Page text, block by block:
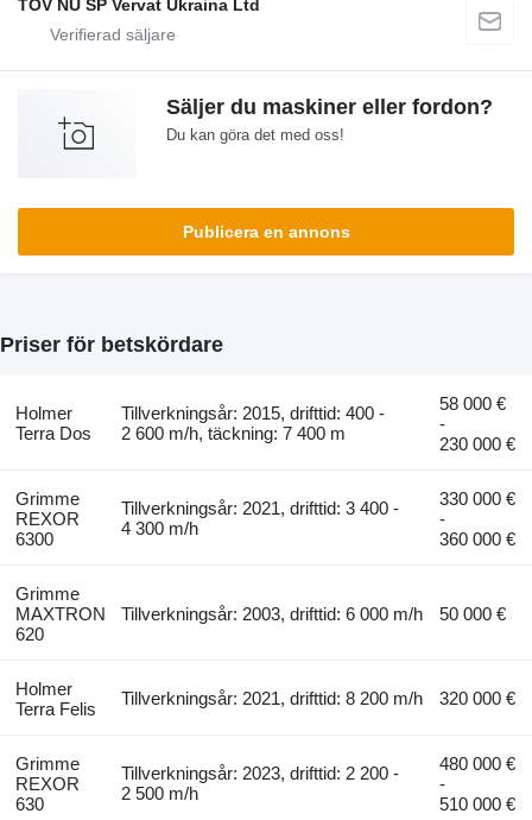
TOV NU SP Vervat Ukraina Ltd
Säljer du maskiner eller fordon?
Du kan göra det med oss!
Publicera en annons
Priser för betskördare
Holmer
Terra Dos
Tillverkningsår: 2015, drifttid: 400 -
2 600 m/h, täckning: 7 400 m
58 000 €
-
230 000 €
Grimme
REXOR
6300
Tillverkningsår: 2021, drifttid: 3 400 -
4 300 m/h
330 000 €
-
360 000 €
Grimme
MAXTRON
620
Tillverkningsår: 2003, drifttid: 6 000 m/h 50 000 €
Holmer
Terra Felis
Tillverkningsår: 2021, drifttid: 8 200 m/h 320 000 €
Grimme
REXOR
630
Tillverkningsår: 2023, drifttid: 2 200 -
2 500 m/h
480 000 €
-
510 000 €